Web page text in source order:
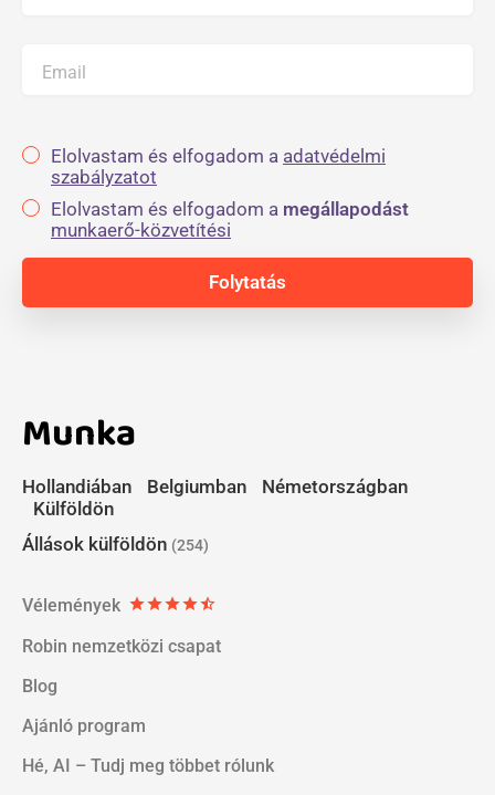
Email
Elolvastam és elfogadom a adatvédelmi
szabályzatot
Elolvastam és elfogadom a megállapodást
munkaerő-közvetítési
Munka
Hollandiában Belgiumban
Németországban
Külföldön
Állások külföldön (254)
Vélemények starstarstarstarstar_half
Robin nemzetközi csapat
Blog
Ajánló program
Hé, AI – Tudj meg többet rólunk